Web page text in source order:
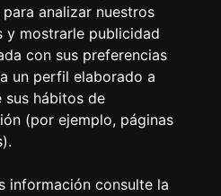
analizar nuestros
y mostrarle publicidad
con sus preferencias
un perfil elaborado a
sus hábitos de
(por ejemplo, páginas
información consulte la
Entidad de
del Banco de
de
pagos y
presta estos
como a